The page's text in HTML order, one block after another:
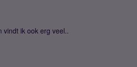
vindt ik ook erg veel..